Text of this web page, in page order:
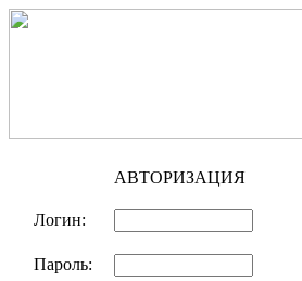
АВТОРИЗАЦИЯ
Логин:
Пароль: